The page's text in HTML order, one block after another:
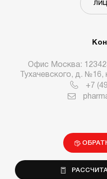
Офис Москва:
Тухачевского, д.
+7